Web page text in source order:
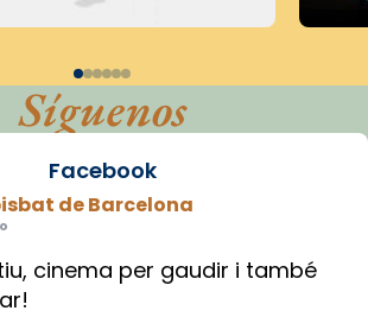
Síguenos
Facebook
de Barcelona
cinema per gaudir i també